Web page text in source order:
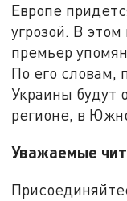
Европе
угрозой. В
премьер
По его словам,
Украины будут
регионе, в
Уважаемые